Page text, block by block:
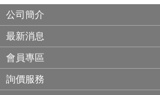
公司簡介
最新消息
會員專區
詢價服務